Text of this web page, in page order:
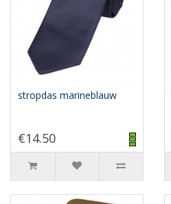
stropdas marineblauw
€14.50